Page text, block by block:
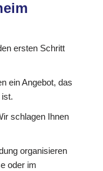
ersten Schritt
ein Angebot, das
schlagen Ihnen
organisieren
oder im